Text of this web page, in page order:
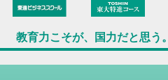
教育力こそが、国力だと思う。